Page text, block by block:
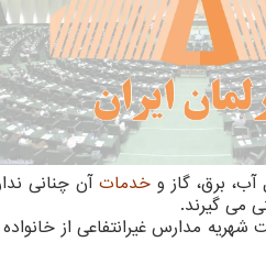
برق، گاز وخدمات آن چنانی
می گیرند.
مدارس غیرانتفاعی از